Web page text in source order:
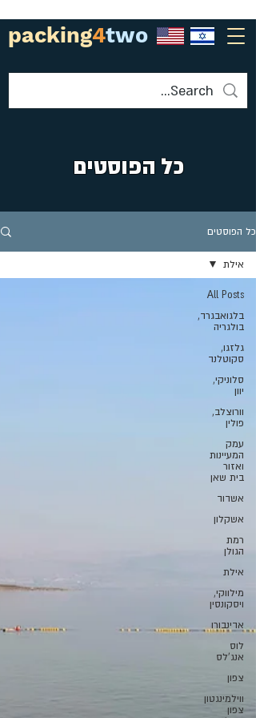
packing4two
כל הפוסטים
כל הפוסטים
All Posts
בלגואבגרד,
בולגריה
גלזגו,
סקוטלנד
סלוניקי,
יוון
וורוצלב,
פולין
עמק
המעיינות
ואזור
בית שאן
אשדוד
אשקלון
רמת
הגולן
אילת
מילווקי,
ויסקונסין
אדינבורו
לוס
אנג'לס
צפון
ווילמינגטון
צפון
אילת